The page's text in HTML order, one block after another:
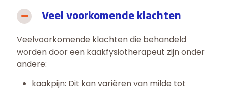
Veel voorkomende klachten
Veelvoorkomende klachten die behandeld
worden door een kaakfysiotherapeut zijn onder
andere:
kaakpijn: Dit kan variëren van milde tot